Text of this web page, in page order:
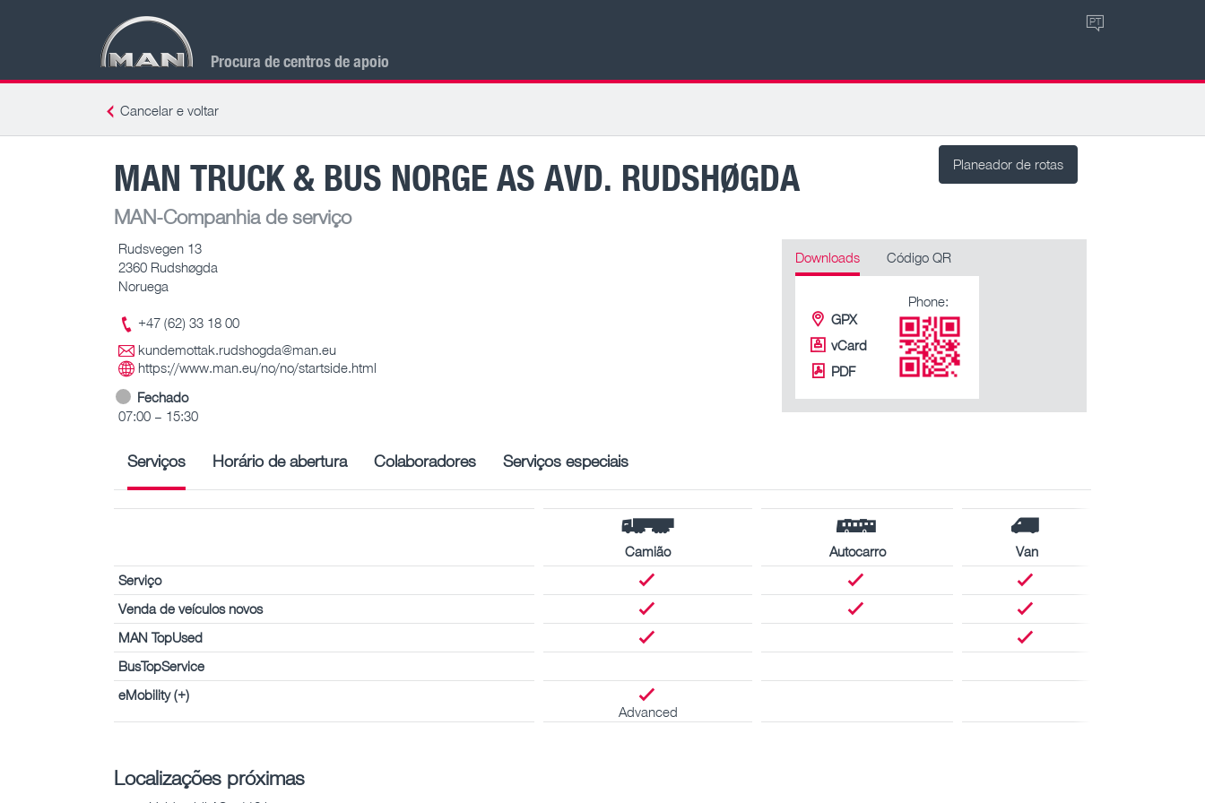
Procura de centros de apoio
PT
Cancelar e voltar
Planeador de rotas
MAN TRUCK & BUS NORGE AS AVD. RUDSHØGDA
MAN-Companhia de serviço
Rudsvegen 13
2360 Rudshøgda
Noruega
+47 (62) 33 18 00
kundemottak.rudshogda@man.eu
https://www.man.eu/no/no/startside.html
Fechado
07:00 – 15:30
Downloads Código QR
GPX
vCard
PDF
Phone:
Serviços Horário de abertura Colaboradores Serviços especiais
Camião Autocarro
Van
Serviço
Venda de veículos novos
MAN TopUsed
BusTopService
eMobility (+)
Advanced
Localizações próximas